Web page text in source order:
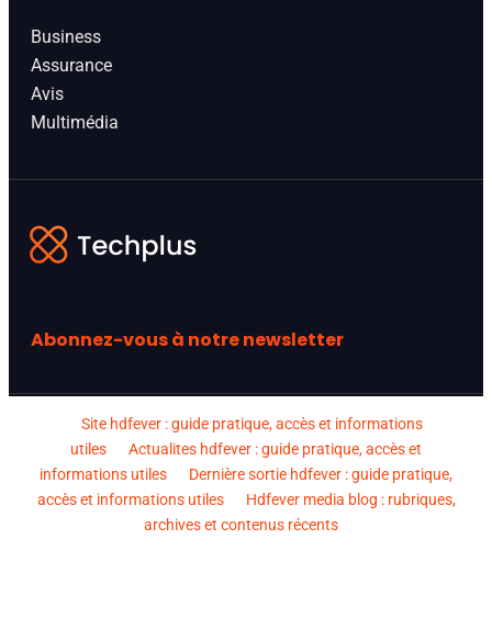
Business
Assurance
Avis
Multimédia
Abonnez-vous à notre newsletter
Site hdfever : guide pratique, accès et informations
utiles
Actualites hdfever : guide pratique, accès et
informations utiles
Dernière sortie hdfever : guide pratique,
accès et informations utiles
Hdfever media blog : rubriques,
archives et contenus récents